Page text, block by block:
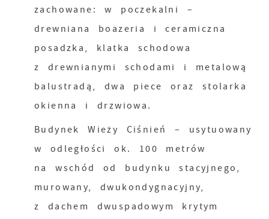
zachowane: w poczekalni –
drewniana boazeria i ceramiczna
posadzka, klatka schodowa
z drewnianymi schodami i metalową
balustradą, dwa piece oraz stolarka
okienna i drzwiowa.
Budynek Wieży Ciśnień – usytuowany
w odległości ok. 100 metrów
na wschód od budynku stacyjnego,
murowany, dwukondygnacyjny,
z dachem dwuspadowym krytym